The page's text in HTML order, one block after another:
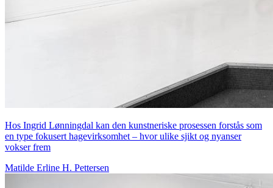
Hos Ingrid Lønningdal kan den kunstneriske prosessen forstås som
en type fokusert hagevirksomhet – hvor ulike sjikt og nyanser
vokser frem
Matilde Erline H. Pettersen